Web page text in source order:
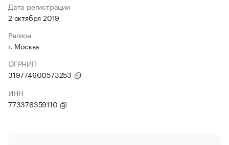
Дата регистрации
2 октября 2019
Регион
г. Москва
ОГРНИП
319774600573253
ИНН
773376359110